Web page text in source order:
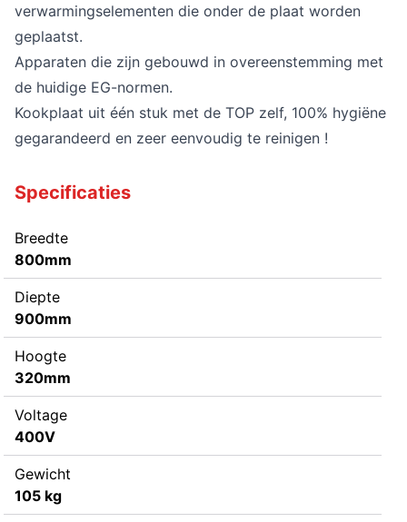
verwarmingselementen die onder de plaat worden
geplaatst.
Apparaten die zijn gebouwd in overeenstemming met
de huidige EG-normen.
Kookplaat uit één stuk met de TOP zelf, 100% hygiëne
gegarandeerd en zeer eenvoudig te reinigen !
Specificaties
Breedte
800mm
Diepte
900mm
Hoogte
320mm
Voltage
400V
Gewicht
105 kg